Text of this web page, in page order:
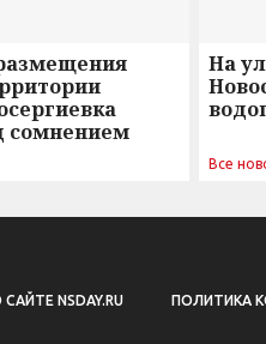
сомнением
На
Все
САЙТЕ NSDAY.RU ПОЛИТИКА